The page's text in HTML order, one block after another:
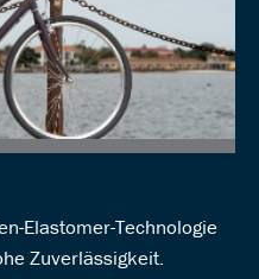
Elastomer-Technologie
Zuverlässigkeit.